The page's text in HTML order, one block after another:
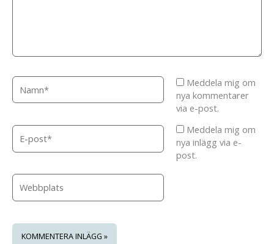
Namn*
E-
post*
Webbplats
Meddela mig om
nya kommentarer
via e-post.
Meddela mig om
nya inlägg via e-
post.